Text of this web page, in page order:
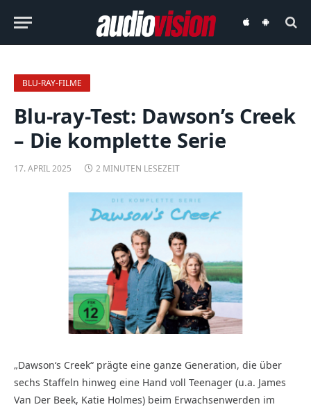
audiovisionaudiovision
BLU-RAY-FILME
Blu-ray-Test: Dawson’s Creek
– Die komplette Serie
17. APRIL 2025 2 MINUTEN LESEZEIT
„Dawson‘s Creek“ prägte eine ganze Generation, die über
sechs Staffeln hinweg eine Hand voll Teenager (u.a. James
Van Der Beek, Katie Holmes) beim Erwachsenwerden im